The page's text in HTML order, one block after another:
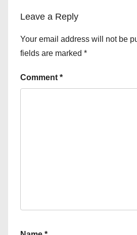
Leave a Reply
Your email address will not be
fields are marked *
Comment*